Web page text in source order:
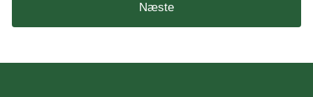
Næste